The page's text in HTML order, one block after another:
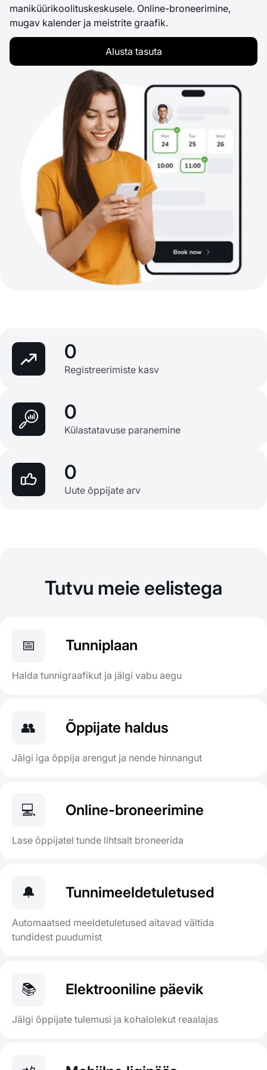
maniküürikoolituskeskusele. Online-broneerimine,
mugav kalender ja meistrite graafik.
Alusta tasuta
0
Registreerimiste kasv
0
Külastatavuse paranemine
0
Uute õppijate arv
Tutvu meie eelistega
📅 Tunniplaan
Halda tunnigraafikut ja jälgi vabu aegu
👥 Õppijate haldus
Jälgi iga õppija arengut ja nende hinnangut
💻 Online-broneerimine
Lase õppijatel tunde lihtsalt broneerida
🔔 Tunnimeeldetuletused
Automaatsed meeldetuletused aitavad vältida
tundidest puudumist
📚 Elektrooniline päevik
Jälgi õppijate tulemusi ja kohalolekut reaalajas